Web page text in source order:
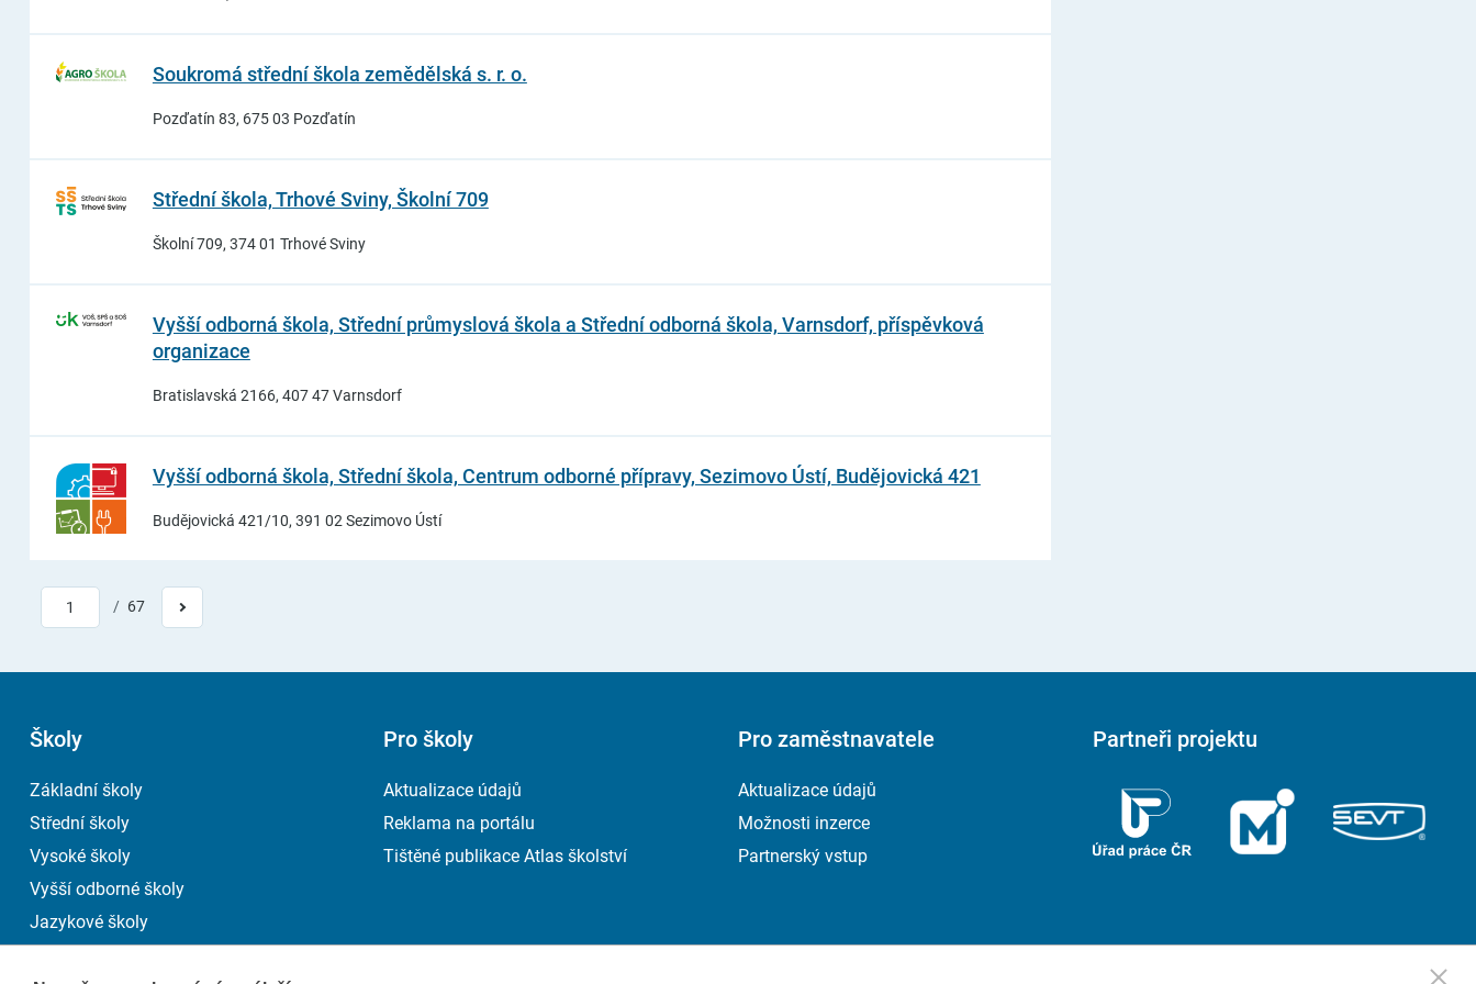
Soukromá střední škola zemědělská s. r. o.
Pozďatín 83, 675 03 Pozďatín
Střední škola, Trhové Sviny, Školní 709
Školní 709, 374 01 Trhové Sviny
Vyšší odborná škola, Střední průmyslová škola a Střední odborná škola, Varnsdorf, příspěvková
organizace
Bratislavská 2166, 407 47 Varnsdorf
Vyšší odborná škola, Střední škola, Centrum odborné přípravy, Sezimovo Ústí, Budějovická 421
Budějovická 421/10, 391 02 Sezimovo Ústí
1 / 67
Školy
Základní školy
Střední školy
Vysoké školy
Vyšší odborné školy
Jazykové školy
Pro školy
Aktualizace údajů
Reklama na portálu
Tištěné publikace Atlas školství
Pro zaměstnavatele
Aktualizace údajů
Možnosti inzerce
Partnerský vstup
Partneři projektu